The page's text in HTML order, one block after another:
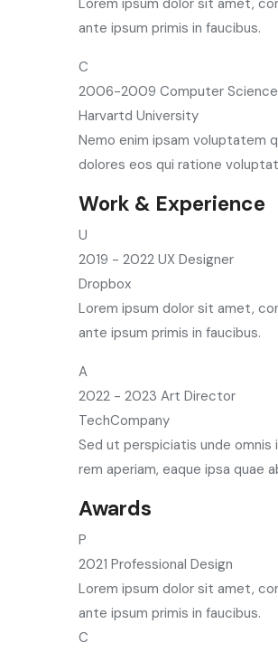
Lorem ipsum dolor sit amet,
ante ipsum primis in faucibus.
C
2006-2009 Computer Science
Harvartd University
Nemo enim ipsam voluptatem
dolores eos qui ratione
Work & Experience
U
2019 - 2022 UX Designer
Dropbox
Lorem ipsum dolor sit amet,
ante ipsum primis in faucibus.
A
2022 - 2023 Art Director
TechCompany
Sed ut perspiciatis unde
rem aperiam, eaque ipsa quae
Awards
P
2021 Professional Design
Lorem ipsum dolor sit amet,
ante ipsum primis in faucibus.
C